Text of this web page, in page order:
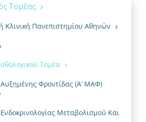
Τομέας
Κλινική Πανεπιστημίου Αθηνών
Τομέα
Φροντίδας (Α’ ΜΑΦ)
Μεταβολισμού Και